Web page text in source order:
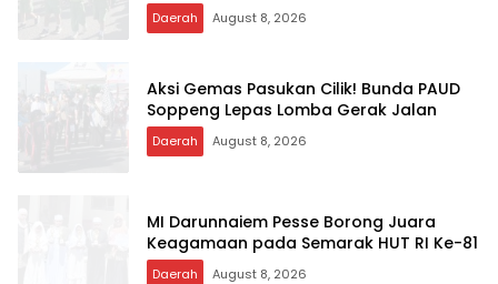
Daerah August 8, 2026
Aksi Gemas Pasukan Cilik! Bunda PAUD
Soppeng Lepas Lomba Gerak Jalan
Daerah August 8, 2026
MI Darunnaiem Pesse Borong Juara
Keagamaan pada Semarak HUT RI Ke-81
Daerah August 8, 2026